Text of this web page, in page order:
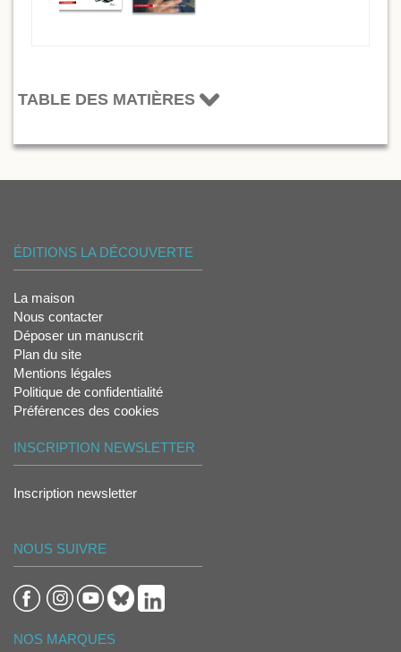
TABLE DES MATIÈRES
ÉDITIONS LA DÉCOUVERTE
La maison
Nous contacter
Déposer un manuscrit
Plan du site
Mentions légales
Politique de confidentialité
Préférences des cookies
INSCRIPTION NEWSLETTER
Inscription newsletter
NOUS SUIVRE
NOS MARQUES